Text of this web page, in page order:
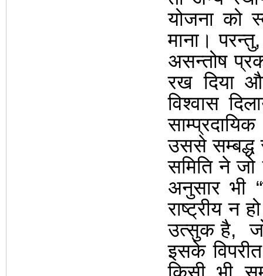
योजना को
माना। परन्तु,
असन्तोष
रख दिया
विश्वास
साम्प्रदायिक
उससे सम्बद्ध
समिति ने
अनुसार भी “
राष्ट्रीय न
उत्सुक है,
इसके